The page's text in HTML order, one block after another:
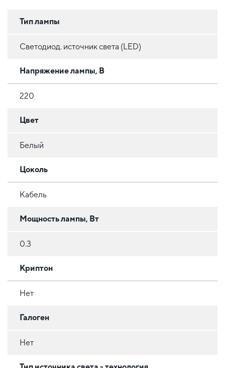
Тип лампы
Светодиод. источник света (LED)
Напряжение лампы, В
220
Цвет
Белый
Цоколь
Кабель
Мощность лампы, Вт
0.3
Криптон
Нет
Галоген
Нет